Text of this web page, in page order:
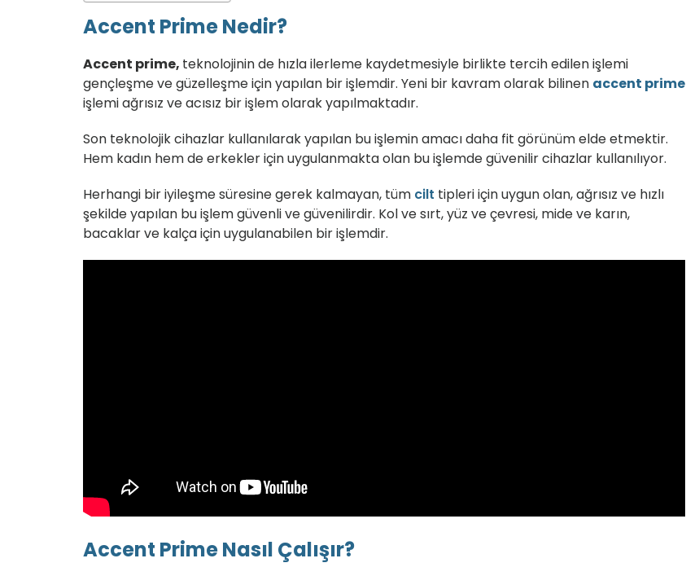
Accent Prime Nedir?
Accent prime, teknolojinin de hızla ilerleme kaydetmesiyle birlikte tercih edilen işlemi
gençleşme ve güzelleşme için yapılan bir işlemdir. Yeni bir kavram olarak bilinen accent prime
işlemi ağrısız ve acısız bir işlem olarak yapılmaktadır.
Son teknolojik cihazlar kullanılarak yapılan bu işlemin amacı daha fit görünüm elde etmektir.
Hem kadın hem de erkekler için uygulanmakta olan bu işlemde güvenilir cihazlar kullanılıyor.
Herhangi bir iyileşme süresine gerek kalmayan, tüm cilt tipleri için uygun olan, ağrısız ve hızlı
şekilde yapılan bu işlem güvenli ve güvenilirdir. Kol ve sırt, yüz ve çevresi, mide ve karın,
bacaklar ve kalça için uygulanabilen bir işlemdir.
Accent Prime Nasıl Çalışır?